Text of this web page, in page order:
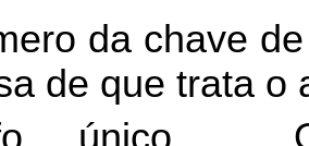
da chave
de que trata o